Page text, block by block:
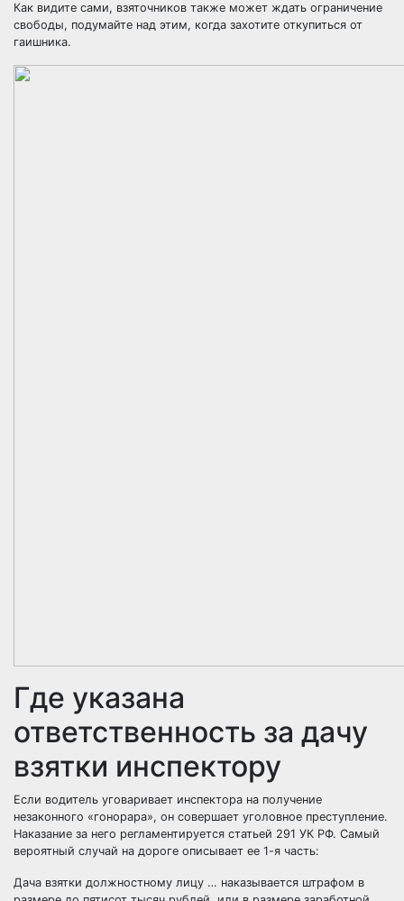
Как видите сами, взяточников также может ждать ограничение
свободы, подумайте над этим, когда захотите откупиться от
гаишника.
Где указана
ответственность за дачу
взятки инспектору
Если водитель уговаривает инспектора на получение
незаконного «гонорара», он совершает уголовное преступление.
Наказание за него регламентируется статьей 291 УК РФ. Самый
вероятный случай на дороге описывает ее 1-я часть:
Дача взятки должностному лицу … наказывается штрафом в